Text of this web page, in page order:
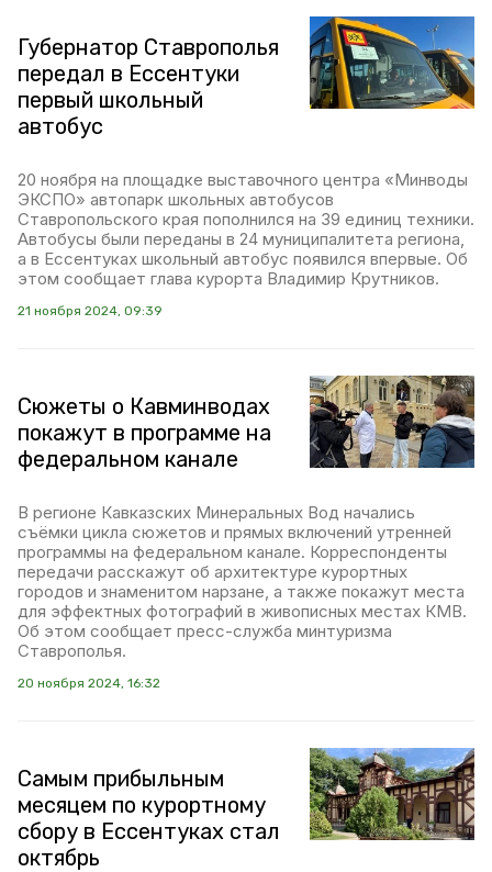
Губернатор Ставрополья
передал в Ессентуки
первый школьный
автобус
20 ноября на площадке выставочного центра «Минводы
ЭКСПО» автопарк школьных автобусов
Ставропольского края пополнился на 39 единиц техники.
Автобусы были переданы в 24 муниципалитета региона,
а в Ессентуках школьный автобус появился впервые. Об
этом сообщает глава курорта Владимир Крутников.
21 ноября 2024, 09:39
Сюжеты о Кавминводах
покажут в программе на
федеральном канале
В регионе Кавказских Минеральных Вод начались
съёмки цикла сюжетов и прямых включений утренней
программы на федеральном канале. Корреспонденты
передачи расскажут об архитектуре курортных
городов и знаменитом нарзане, а также покажут места
для эффектных фотографий в живописных местах КМВ.
Об этом сообщает пресс-служба минтуризма
Ставрополья.
20 ноября 2024, 16:32
Самым прибыльным
месяцем по курортному
сбору в Ессентуках стал
октябрь